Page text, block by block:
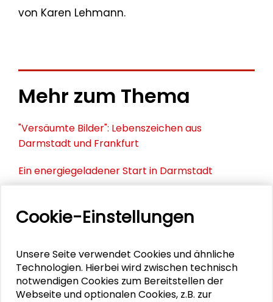
von Karen Lehmann.
Mehr zum Thema
"Versäumte Bilder": Lebenszeichen aus
Darmstadt und Frankfurt
Ein energiegeladener Start in Darmstadt
Transformationssoziologie: Zwischen Analyse und
Die Stadt im Wandel weiterdenken
Cookie-Einstellungen
Unsere Seite verwendet Cookies und ähnliche
Technologien. Hierbei wird zwischen technisch
notwendigen Cookies zum Bereitstellen der
Webseite und optionalen Cookies, z.B. zur